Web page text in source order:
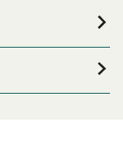
ou si vous
séjour, merci
Highway,